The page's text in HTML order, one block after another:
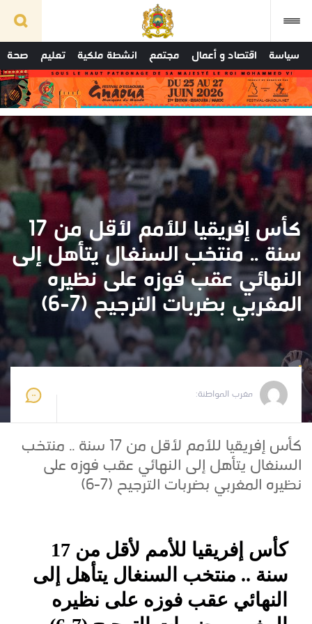
سياسة اقتصاد و أعمال مجتمع انشطة ملكية تعليم صحة
كأس إفريقيا للأمم لأقل من 17
سنة .. منتخب السنغال يتأهل إلى
النهائي عقب فوزه على نظيره
المغربي بضربات الترجيح (7-6)
مغرب المواطنة:
كأس إفريقيا للأمم لأقل من 17 سنة .. منتخب
السنغال يتأهل إلى النهائي عقب فوزه على
نظيره المغربي بضربات الترجيح (7-6)
كأس إفريقيا للأمم لأقل من 17
سنة .. منتخب السنغال يتأهل إلى
النهائي عقب فوزه على نظيره